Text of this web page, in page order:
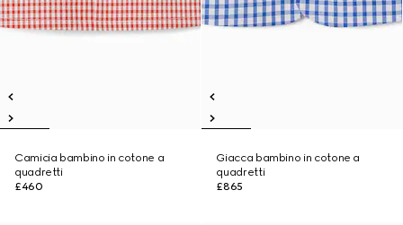
Camicia bambino in cotone a
quadretti
£460
Giacca bambino in cotone a
quadretti
£865